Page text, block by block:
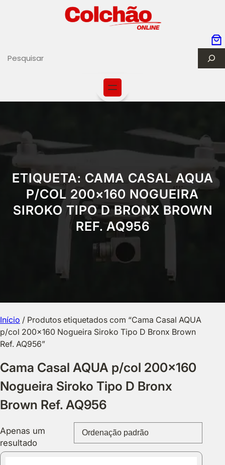
c
ETIQUETA: CAMA CASAL AQUA
P/COL 200×160 NOGUEIRA
SIROKO TIPO D BRONX BROWN
REF. AQ956
Início / Produtos etiquetados com “Cama Casal AQUA
p/col 200×160 Nogueira Siroko Tipo D Bronx Brown
Ref. AQ956”
Cama Casal AQUA p/col 200×160
Nogueira Siroko Tipo D Bronx
Brown Ref. AQ956
Apenas um
resultado